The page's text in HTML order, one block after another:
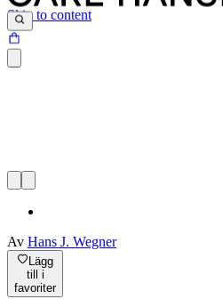
Skip to content
Av Hans J. Wegner
Lägg
till i
favoriter